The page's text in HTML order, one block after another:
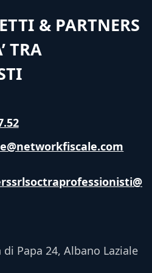
& PARTNERS
TRA
di Papa 24, Albano Laziale